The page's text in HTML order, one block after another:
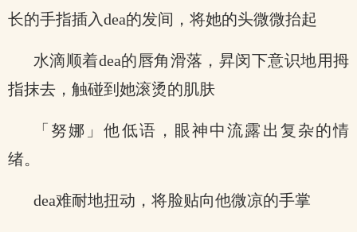
长的手指插入dea的发间，将她的头微微抬起
水滴顺着dea的唇角滑落，昇闵下意识地用拇
指抹去，触碰到她滚烫的肌肤
「努娜」他低语，眼神中流露出复杂的情
绪。
dea难耐地扭动，将脸贴向他微凉的手掌